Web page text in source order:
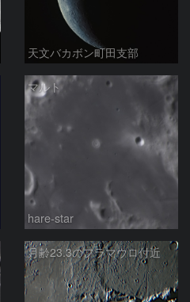
天文バカボン町田支部
マルト
hare-star
月齢23.3のフラマウロ付近